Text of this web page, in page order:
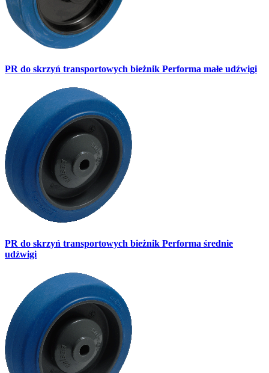
PR do skrzyń transportowych bieżnik Performa małe udźwigi
PR do skrzyń transportowych bieżnik Performa średnie
udźwigi